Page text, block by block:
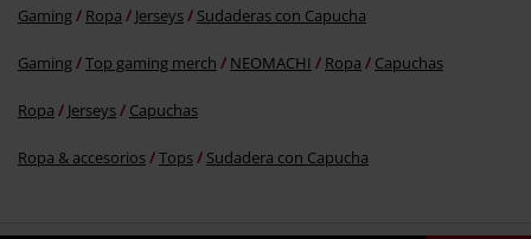
Gaming Ropa Jerseys Sudaderas con Capucha
Gaming Top gaming merch NEOMACHI Ropa Capuchas
Ropa Jerseys Capuchas
Ropa & accesorios Tops Sudadera con Capucha